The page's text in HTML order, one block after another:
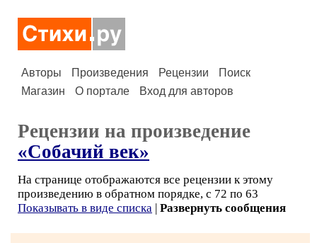
Авторы Произведения Рецензии
Поиск
Магазин
О портале Вход для авторов
Рецензии на произведение
«Собачий век»
На странице отображаются все рецензии к этому
произведению в обратном порядке, с 72 по 63
Показывать в виде списка | Развернуть сообщения